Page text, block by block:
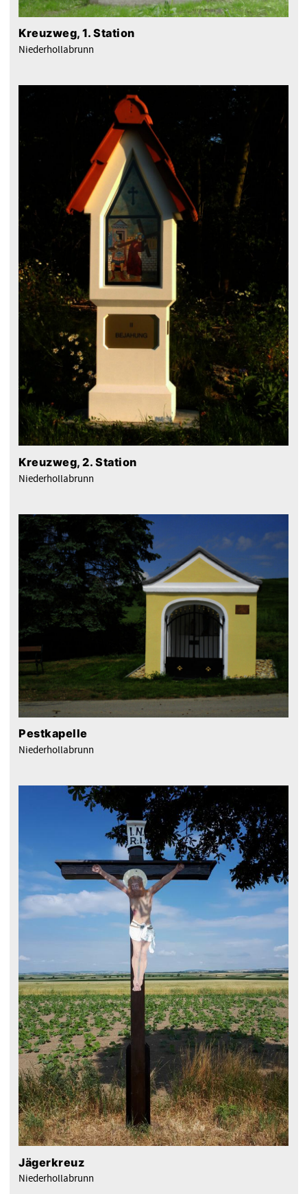
Kreuzweg, 1. Station
Niederhollabrunn
Kreuzweg, 2. Station
Niederhollabrunn
Pestkapelle
Niederhollabrunn
Jägerkreuz
Niederhollabrunn